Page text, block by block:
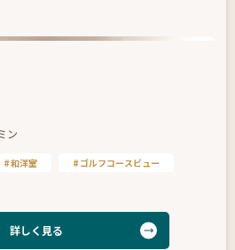
ン
和洋室
ゴルフコースビュー
詳しく見る